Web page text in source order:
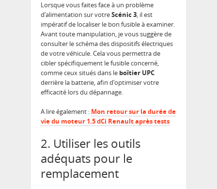
Lorsque vous faites face à un problème
d’alimentation sur votreScénic 3, il est
impératif de localiser le bon fusible à examiner.
Avant toute manipulation, je vous suggère de
consulter le schéma des dispositifs électriques
de votre véhicule. Cela vous permettra de
cibler spécifiquement le fusible concerné,
comme ceux situés dans le boîtier UPC
derrière la batterie, afin d’optimiser votre
efficacité lors du dépannage.
A lire également : Mon retour sur la durée de
vie du moteur 1.5 dCi Renault après tests
2. Utiliser les outils
adéquats pour le
remplacement